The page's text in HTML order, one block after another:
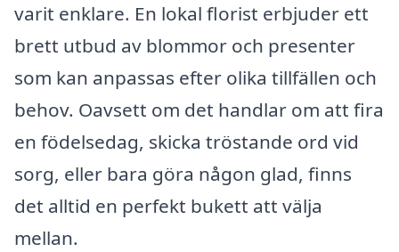
varit enklare. En lokal florist erbjuder ett
brett utbud av blommor och presenter
som kan anpassas efter olika tillfällen och
behov. Oavsett om det handlar om att fira
en födelsedag, skicka tröstande ord vid
sorg, eller bara göra någon glad, finns
det alltid en perfekt bukett att välja
mellan.